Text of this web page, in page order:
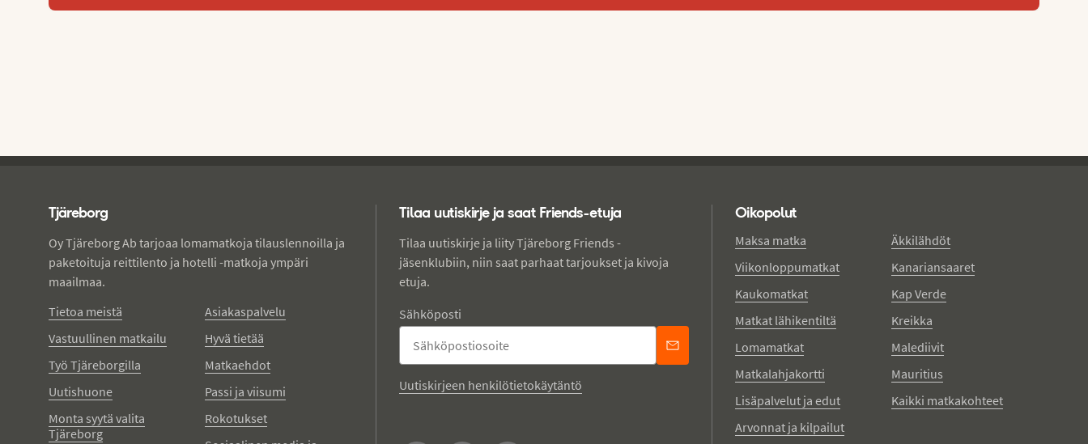
Tjäreborg
Oy Tjäreborg Ab tarjoaa lomamatkoja tilauslennoilla ja
paketoituja reittilento ja hotelli -matkoja ympäri
maailmaa.
Tietoa meistä
Vastuullinen matkailu
Työ Tjäreborgilla
Uutishuone
Monta syytä valita
Tjäreborg
Asiakaspalvelu
Hyvä tietää
Matkaehdot
Passi ja viisumi
Rokotukset
Tilaa uutiskirje ja saat Friends-etuja
Tilaa uutiskirje ja liity Tjäreborg Friends -
jäsenklubiin, niin saat parhaat tarjoukset ja kivoja
etuja.
Sähköposti
Uutiskirjeen henkilötietokäytäntö
Oikopolut
Maksa matka
Viikonloppumatkat
Kaukomatkat
Matkat lähikentiltä
Lomamatkat
Matkalahjakortti
Lisäpalvelut ja edut
Arvonnat ja kilpailut
Äkkilähdöt
Kanariansaaret
Kap Verde
Kreikka
Malediivit
Mauritius
Kaikki matkakohteet